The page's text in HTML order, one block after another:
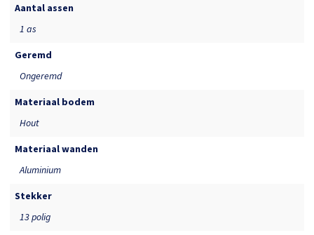
Aantal assen
1 as
Geremd
Ongeremd
Materiaal bodem
Hout
Materiaal wanden
Aluminium
Stekker
13 polig